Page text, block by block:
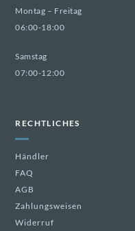
Montag – Freitag
06:00-18:00
Samstag
07:00-12:00
RECHTLICHES
Händler
FAQ
AGB
Zahlungsweisen
Widerruf